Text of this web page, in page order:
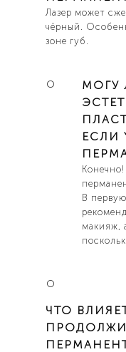
Лазер может
чёрный.
зоне губ.
MОГУ
ЕСЛИ
В
макияж,
ЧТО